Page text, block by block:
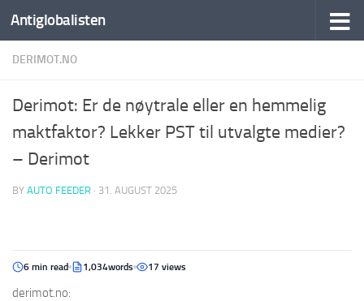
Antiglobalisten
DERIMOT.NO
Derimot: Er de nøytrale eller en hemmelig
maktfaktor? Lekker PST til utvalgte medier?
– Derimot
BY AUTO FEEDER · 31. AUGUST 2025
6 min read 1,034words 17 views
derimot.no: